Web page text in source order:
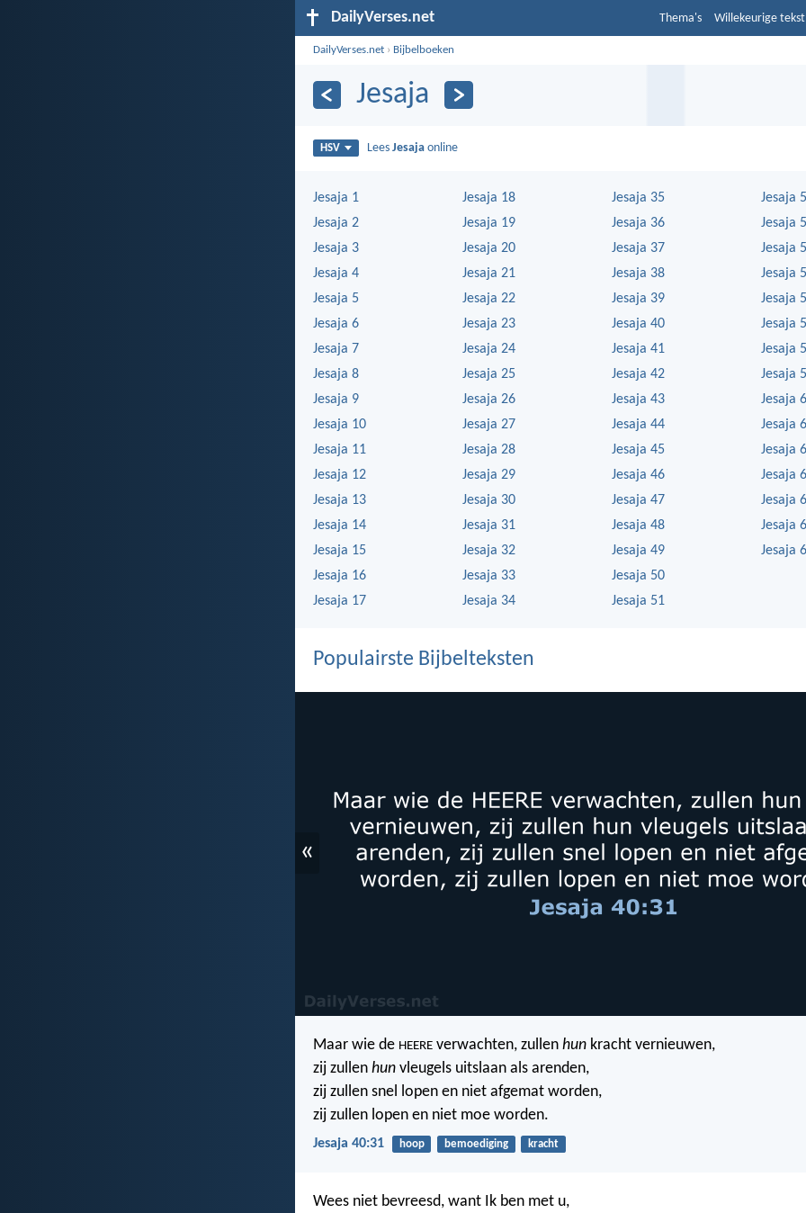
DailyVerses.net Thema's Willekeurige tekst
DailyVerses.net › Bijbelboeken
Jesaja
HSV LeesJesaja online
Jesaja 1
Jesaja 2
Jesaja 3
Jesaja 4
Jesaja 5
Jesaja 6
Jesaja 7
Jesaja 8
Jesaja 9
Jesaja 10
Jesaja 11
Jesaja 12
Jesaja 13
Jesaja 14
Jesaja 15
Jesaja 16
Jesaja 17
Jesaja 18
Jesaja 19
Jesaja 20
Jesaja 21
Jesaja 22
Jesaja 23
Jesaja 24
Jesaja 25
Jesaja 26
Jesaja 27
Jesaja 28
Jesaja 29
Jesaja 30
Jesaja 31
Jesaja 32
Jesaja 33
Jesaja 34
Jesaja 35
Jesaja 36
Jesaja 37
Jesaja 38
Jesaja 39
Jesaja 40
Jesaja 41
Jesaja 42
Jesaja 43
Jesaja 44
Jesaja 45
Jesaja 46
Jesaja 47
Jesaja 48
Jesaja 49
Jesaja 50
Jesaja 51
Jesaja
Jesaja
Jesaja
Jesaja
Jesaja
Jesaja
Jesaja
Jesaja
Jesaja
Jesaja
Jesaja
Jesaja
Jesaja
Jesaja
Jesaja
Populairste Bijbelteksten
«
Maar wie de HEERE verwachten, zullen hun kracht vernieuwen,
zij zullen hun vleugels uitslaan als arenden,
zij zullen snel lopen en niet afgemat worden,
zij zullen lopen en niet moe worden.
Jesaja 40:31 hoop bemoediging kracht
Wees niet bevreesd, want Ik ben met u,